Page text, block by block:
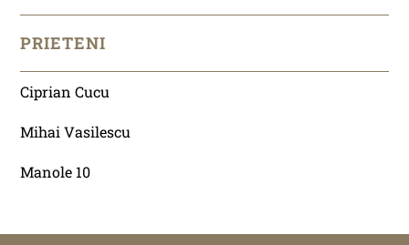
PRIETENI
Ciprian Cucu
Mihai Vasilescu
Manole 10